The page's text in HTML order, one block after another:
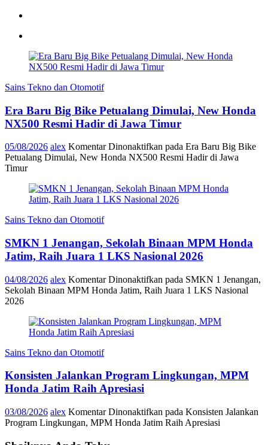
Sains Tekno dan Otomotif
Era Baru Big Bike Petualang Dimulai, New Honda
NX500 Resmi Hadir di Jawa Timur
05/08/2026 alex Komentar Dinonaktifkan pada Era Baru Big Bike
Petualang Dimulai, New Honda NX500 Resmi Hadir di Jawa
Timur
Sains Tekno dan Otomotif
SMKN 1 Jenangan, Sekolah Binaan MPM Honda
Jatim, Raih Juara 1 LKS Nasional 2026
04/08/2026 alex Komentar Dinonaktifkan pada SMKN 1 Jenangan,
Sekolah Binaan MPM Honda Jatim, Raih Juara 1 LKS Nasional
2026
Sains Tekno dan Otomotif
Konsisten Jalankan Program Lingkungan, MPM
Honda Jatim Raih Apresiasi
03/08/2026 alex Komentar Dinonaktifkan pada Konsisten Jalankan
Program Lingkungan, MPM Honda Jatim Raih Apresiasi